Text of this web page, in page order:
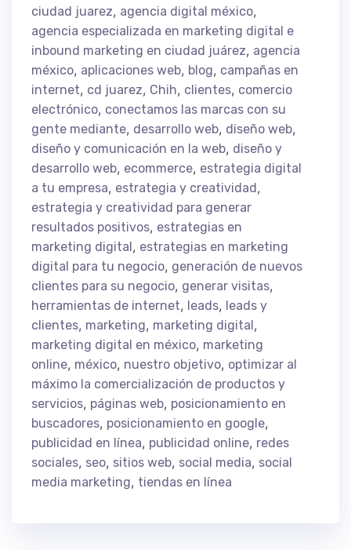
ciudad juarez, agencia digital méxico,
agencia especializada en marketing digital e
inbound marketing en ciudad juárez, agencia
méxico, aplicaciones web, blog, campañas en
internet, cd juarez, Chih, clientes, comercio
electrónico, conectamos las marcas con su
gente mediante, desarrollo web, diseño web,
diseño y comunicación en la web, diseño y
desarrollo web, ecommerce, estrategia digital
a tu empresa, estrategia y creatividad,
estrategia y creatividad para generar
resultados positivos, estrategias en
marketing digital, estrategias en marketing
digital para tu negocio, generación de nuevos
clientes para su negocio, generar visitas,
herramientas de internet, leads, leads y
clientes, marketing, marketing digital,
marketing digital en méxico, marketing
online, méxico, nuestro objetivo, optimizar al
máximo la comercialización de productos y
servicios, páginas web, posicionamiento en
buscadores, posicionamiento en google,
publicidad en línea, publicidad online, redes
sociales, seo, sitios web, social media, social
media marketing, tiendas en línea